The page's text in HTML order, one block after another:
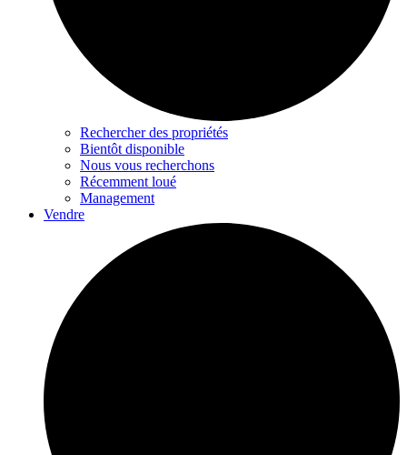
Rechercher des propriétés
Bientôt disponible
Nous vous recherchons
Récemment loué
Management
Vendre